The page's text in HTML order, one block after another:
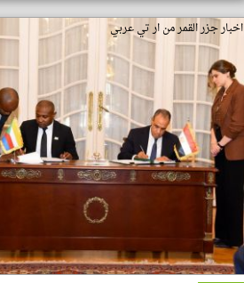
اخبار جزر القمر من ار تي عربي